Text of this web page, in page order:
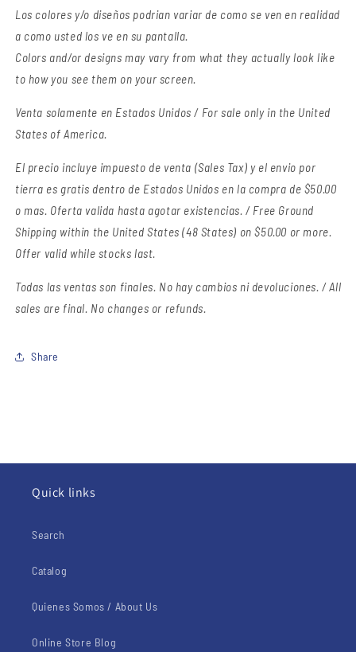
Los colores y/o diseños podrian variar de como se ven en realidad
a como usted los ve en su pantalla.
Colors and/or designs may vary from what they actually look like
to how you see them on your screen.
Venta solamente en Estados Unidos / For sale only in the United
States of America.
El precio incluye impuesto de venta (Sales Tax) y el envio por
tierra es gratis dentro de Estados Unidos en la compra de $50.00
o mas. Oferta valida hasta agotar existencias. / Free Ground
Shipping within the United States (48 States) on $50.00 or more.
Offer valid while stocks last.
Todas las ventas son finales. No hay cambios ni devoluciones. / All
sales are final. No changes or refunds.
Share
Quick links
Search
Catalog
Quienes Somos / About Us
Online Store Blog